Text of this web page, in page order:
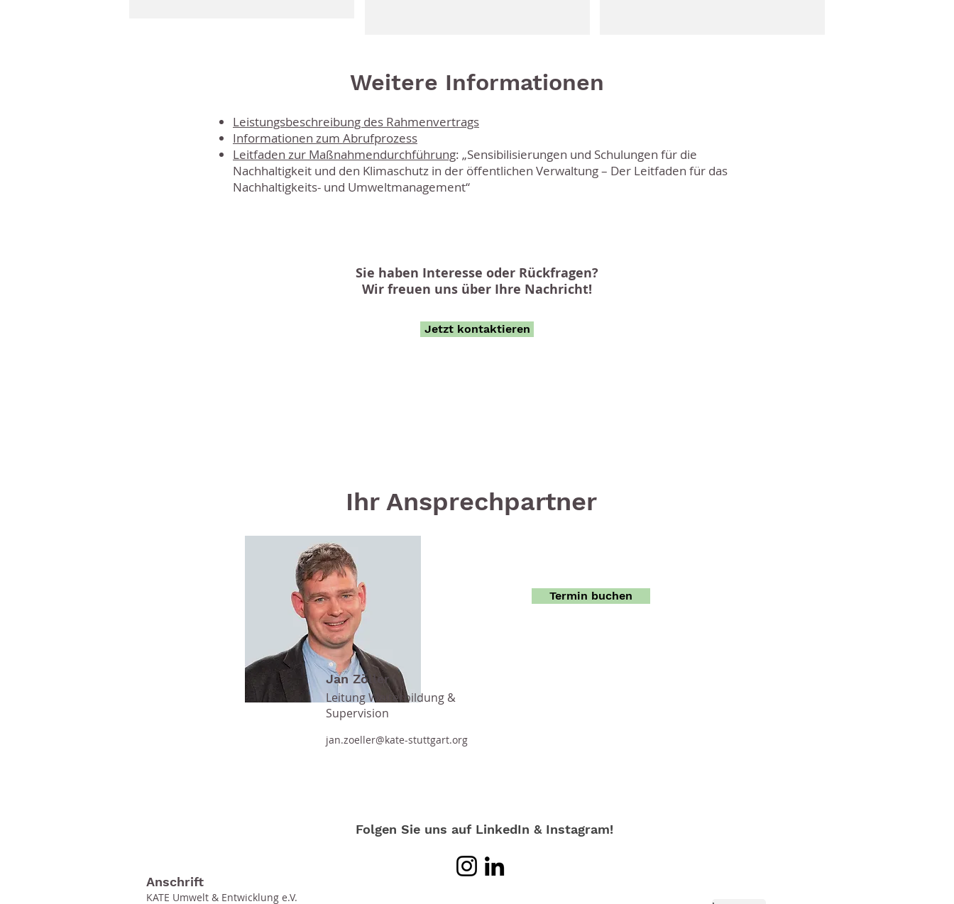
Weitere Informationen
Leistungsbeschreibung des Rahmenvertrags
Informationen zum Abrufprozess
Leitfaden zur Maßnahmendurchführung: „Sensibilisierungen und Schulungen für die
Nachhaltigkeit und den Klimaschutz in der öffentlichen Verwaltung – Der Leitfaden für das
Nachhaltigkeits- und Umweltmanagement“
Sie haben Interesse oder Rückfragen?
Wir freuen uns über Ihre Nachricht!
Jetzt kontaktieren
Jan Zöller
Leitung Weiterbildung &
Supervision
jan.zoeller@kate-stuttgart.org
Termin buchen
Ihr Ansprechpartner
Folgen Sie uns auf LinkedIn & Instagram!
Anschrift
KATE Umwelt & Entwicklung e.V.